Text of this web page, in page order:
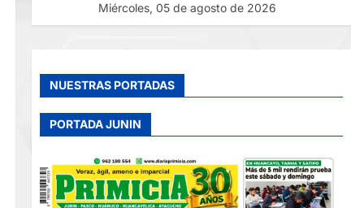
Miércoles, 05 de agosto de 2026
NUESTRAS PORTADAS
PORTADA JUNIN